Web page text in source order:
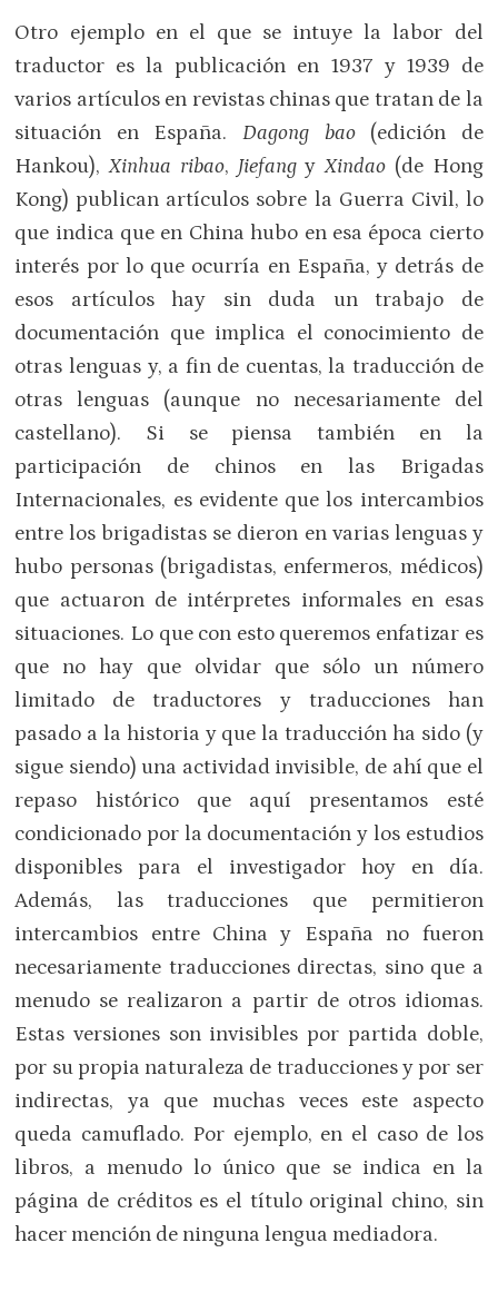
Otro ejemplo en el que se intuye la labor del
traductor es la publicación en 1937 y 1939 de
varios artículos en revistas chinas que tratan de la
situación en España. Dagong bao(edición de
Hankou),Xinhua ribao, JiefangyXindao (de Hong
Kong) publican artículos sobre la Guerra Civil, lo
que indica que en China hubo en esa época cierto
interés por lo que ocurría en España, y detrás de
esos artículos hay sin duda un trabajo de
documentación que implica el conocimiento de
otras lenguas y, a fin de cuentas, la traducción de
otras lenguas (aunque no necesariamente del
castellano). Si se piensa también en la
participación de chinos en las Brigadas
Internacionales, es evidente que los intercambios
entre los brigadistas se dieron en varias lenguas y
hubo personas (brigadistas, enfermeros, médicos)
que actuaron de intérpretes informales en esas
situaciones. Lo que con esto queremos enfatizar es
que no hay que olvidar que sólo un número
limitado de traductores y traducciones han
pasado a la historia y que la traducción ha sido (y
sigue siendo) una actividad invisible, de ahí que el
repaso histórico que aquí presentamos esté
condicionado por la documentación y los estudios
disponibles para el investigador hoy en día.
Además, las traducciones que permitieron
intercambios entre China y España no fueron
necesariamente traducciones directas, sino que a
menudo se realizaron a partir de otros idiomas.
Estas versiones son invisibles por partida doble,
por su propia naturaleza de traducciones y por ser
indirectas, ya que muchas veces este aspecto
queda camuflado. Por ejemplo, en el caso de los
libros, a menudo lo único que se indica en la
página de créditos es el título original chino, sin
hacer mención de ninguna lengua mediadora.